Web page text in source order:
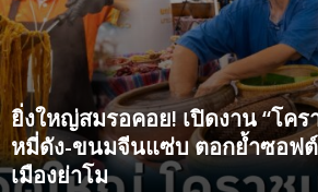
ยิ่งใหญ่สมรอคอย! เปิดงาน “โคร
หมี่ดัง-ขนมจีนแซ่บ ตอกย้ำซอฟต์
เมืองย่าโม